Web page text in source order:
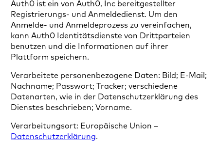
Auth0 ist ein von Auth0, Inc bereitgestellter
Registrierungs- und Anmeldedienst. Um den
Anmelde- und Anmeldeprozess zu vereinfachen,
kann Auth0 Identitätsdienste von Drittparteien
benutzen und die Informationen auf ihrer
Plattform speichern.
Verarbeitete personenbezogene Daten: Bild; E-Mail;
Nachname; Passwort; Tracker; verschiedene
Datenarten, wie in der Datenschutzerklärung des
Dienstes beschrieben; Vorname.
Verarbeitungsort: Europäische Union –
Datenschutzerklärung.